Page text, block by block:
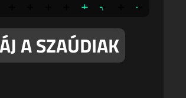
A SZAÚDIAK